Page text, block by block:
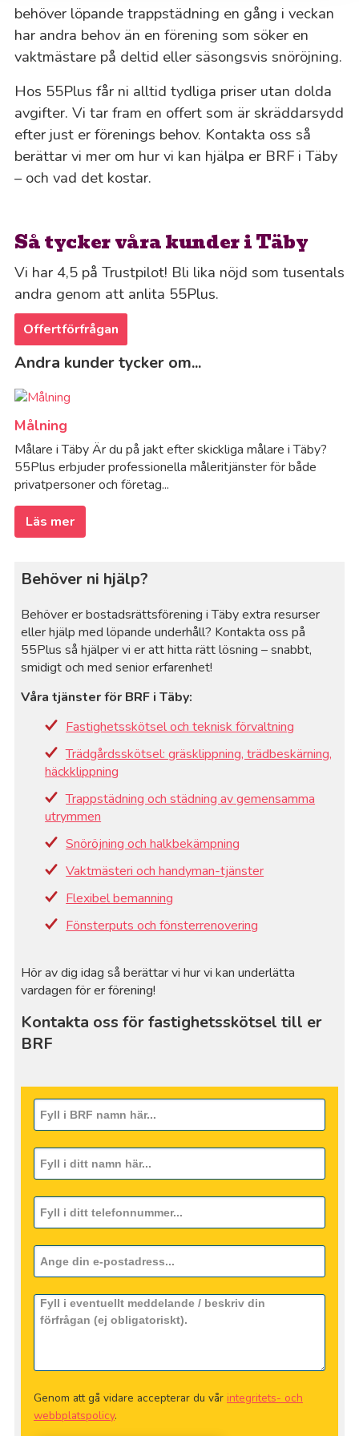
behöver löpande trappstädning en gång i veckan
har andra behov än en förening som söker en
vaktmästare på deltid eller säsongsvis snöröjning.
Hos 55Plus får ni alltid tydliga priser utan dolda
avgifter. Vi tar fram en offert som är skräddarsydd
efter just er förenings behov. Kontakta oss så
berättar vi mer om hur vi kan hjälpa er BRF i Täby
– och vad det kostar.
Så tycker våra kunder i Täby
Vi har 4,5 på Trustpilot! Bli lika nöjd som tusentals
andra genom att anlita 55Plus.
Offertförfrågan
Andra kunder tycker om...
Målning
Målare i Täby Är du på jakt efter skickliga målare i Täby?
55Plus erbjuder professionella måleritjänster för både
privatpersoner och företag...
Läs mer
Behöver ni hjälp?
Behöver er bostadsrättsförening i Täby extra resurser
eller hjälp med löpande underhåll? Kontakta oss på
55Plus så hjälper vi er att hitta rätt lösning – snabbt,
smidigt och med senior erfarenhet!
Våra tjänster för BRF i Täby:
Fastighetsskötsel och teknisk förvaltning
Trädgårdsskötsel: gräsklippning, trädbeskärning,
häckklippning
Trappstädning och städning av gemensamma
utrymmen
Snöröjning och halkbekämpning
Vaktmästeri och handyman-tjänster
Flexibel bemanning
Fönsterputs och fönsterrenovering
Hör av dig idag så berättar vi hur vi kan underlätta
vardagen för er förening!
Kontakta oss för fastighetsskötsel till er
BRF
Genom att gå vidare accepterar du vår integritets- och
webbplatspolicy.